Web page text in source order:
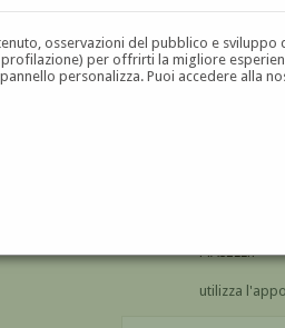
osservazioni del pubblico e
per offrirti la migliore
personalizza. Puoi accedere alla
MASELLI?
utilizza